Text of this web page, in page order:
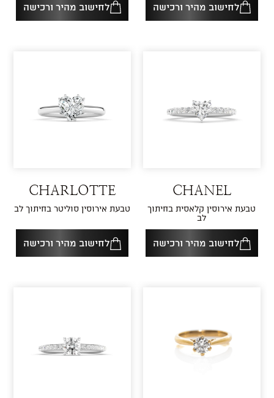
לחישוב מהיר ורכישה לחישוב מהיר ורכישה
CHANEL
טבעת אירוסין קלאסית בחיתוך
לב
לחישוב מהיר ורכישה
CHARLOTTE
טבעת אירוסין סוליטר בחיתוך לב
לחישוב מהיר ורכישה